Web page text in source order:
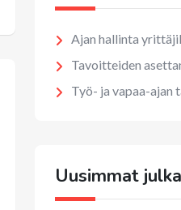
Ajan hallinta
Tavoitteiden
Työ- ja vapaa-ajan
Uusimmat